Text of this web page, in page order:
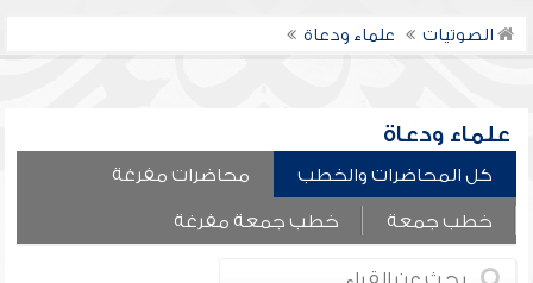
الصوتيات علماء ودعاة
علماء ودعاة
كل المحاضرات والخطب محاضرات مفرغة
خطب جمعة خطب جمعة مفرغة